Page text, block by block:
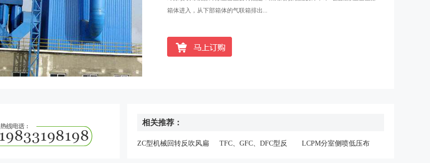
箱体进入，从下部箱体的气联箱排出...
相关推荐：
ZC型机械回转反吹风扁
TFC、GFC、DFC型反
LCPM分室侧喷低压布